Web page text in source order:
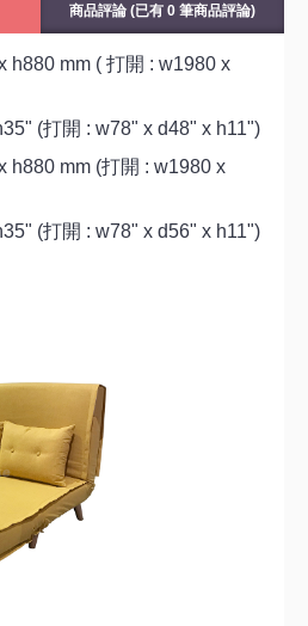
商品評論 (已有 0 筆商品評論)
h880 mm ( 打開 : w1980 x
(打開 : w78" x d48" x h11")
h880 mm (打開 : w1980 x
(打開 : w78" x d56" x h11")